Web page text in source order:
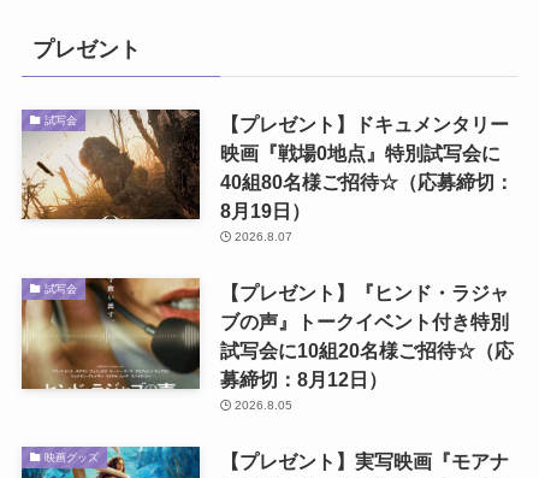
プレゼント
試写会
【プレゼント】ドキュメンタリー
映画『戦場0地点』特別試写会に
40組80名様ご招待☆（応募締切：
8月19日）
2026.8.07
試写会
【プレゼント】『ヒンド・ラジャ
ブの声』トークイベント付き特別
試写会に10組20名様ご招待☆（応
募締切：8月12日）
2026.8.05
映画グッズ
【プレゼント】実写映画『モアナ